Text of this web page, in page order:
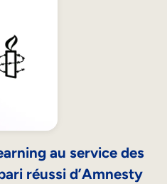
au service des
réussi d’Amnesty